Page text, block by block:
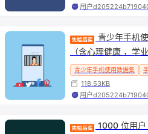
用户
青少年手机
（含心理健康 ，学
瘾相关性分析专用
青少年手机使用数据集
118.53KB
用户
1000 位用